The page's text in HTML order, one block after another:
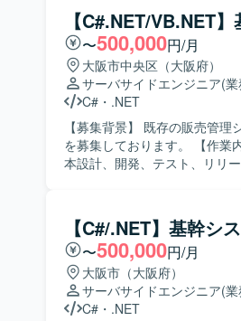
ュニケーションを取りなが
ステムを横断した業務理解を
ションの魅力】 要件定義から
級SEとしてPL経験を活かし
複数の業務領域のシステムに
きます。 【開発環境】 ASP.NET、VB.NET、C#.NET、PL/SQL、RDB（SQLServer、Oracle）
などを用いた業務系システム
【C#.NET/VB.NET
〜500,000円/月
大阪市中央区（大阪府）
サーバサイドエンジニア(
C# ・ .NET
【募集背景】 既存の販売管
を募集しております。 【作業内容】 販売管理システムの保守・改善において、要件確認から基
本設計、開発、テスト、リリ
まで一連の工程に携わるこ
キルの双方を高めていただけます。 【開発環境】 C#.NET、VB.NETを用いた
の開発・保守環境となります。
【C#/.NET】基幹シ
〜500,000円/月
大阪市（大阪府）
サーバサイドエンジニア(
C# ・ .NET